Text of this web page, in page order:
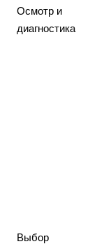
Осмотр и
диагностика
Выбор